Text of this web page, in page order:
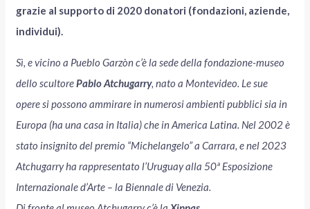
grazie al supporto di 2020 donatori (fondazioni, aziende,
individui).
Sì, e vicino a Pueblo Garzòn c’è la sede della fondazione-museo
dello scultorePablo Atchugarry, nato a Montevideo. Le sue
opere si possono ammirare in numerosi ambienti pubblici sia in
Europa (ha una casa in Italia) che in America Latina. Nel 2002 è
stato insignito del premio “Michelangelo” a Carrara, e nel 2023
Atchugarry ha rappresentato l’Uruguay alla 50ª Esposizione
Internazionale d’Arte – la Biennale di Venezia.